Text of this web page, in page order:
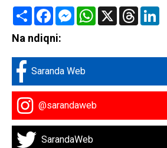
Share FacebookMessenger
WhatsApp
X Threads
Na ndiqni:
Saranda Web
@sarandaweb
SarandaWeb